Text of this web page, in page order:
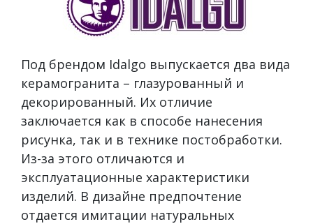
Под брендом Idalgo выпускается два вида
керамогранита – глазурованный и
декорированный. Их отличие
заключается как в способе нанесения
рисунка, так и в технике постобработки.
Из-за этого отличаются и
эксплуатационные характеристики
изделий. В дизайне предпочтение
отдается имитации натуральных